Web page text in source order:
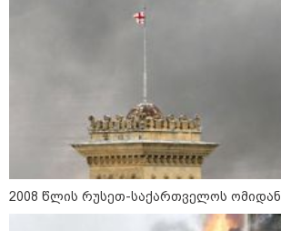
2008 წლის რუსეთ-საქართველოს